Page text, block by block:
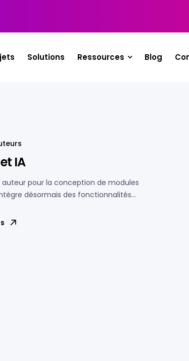
Solutions Ressources Blog
IA
auteur pour la conception de modules
désormais des fonctionnalités